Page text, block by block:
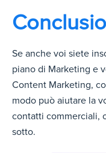
Se anche voi siete
piano di Marketing e
Content Marketing,
modo può aiutare la
contatti commerciali,
sotto.